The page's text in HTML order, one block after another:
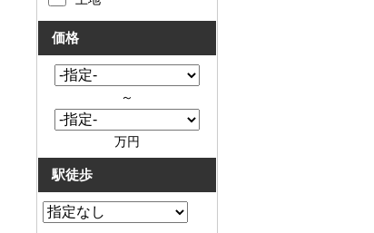
価格
～
万円
駅徒歩